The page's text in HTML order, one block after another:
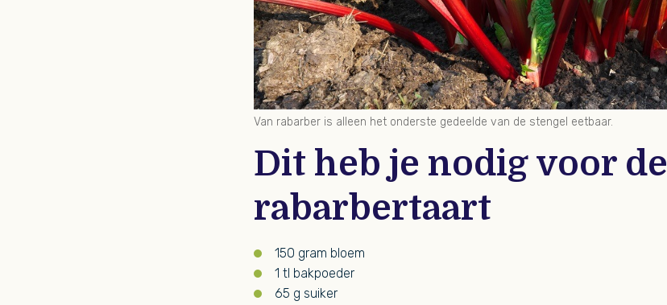
Van rabarber is alleen het onderste gedeelde van de stengel eetbaar.
Dit heb je nodig voor de
rabarbertaart
150 gram bloem
1 tl bakpoeder
65 g suiker